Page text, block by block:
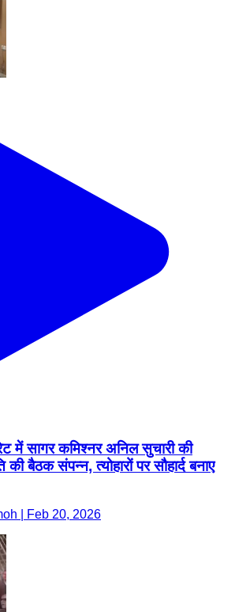
में सागर कमिश्नर अनिल सुचारी की
की बैठक संपन्न, त्योहारों पर सौहार्द बनाए
| Feb 20, 2026